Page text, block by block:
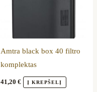
Amtra black box 40 filtro
komplektas
41,20 € Į KREPŠELĮ